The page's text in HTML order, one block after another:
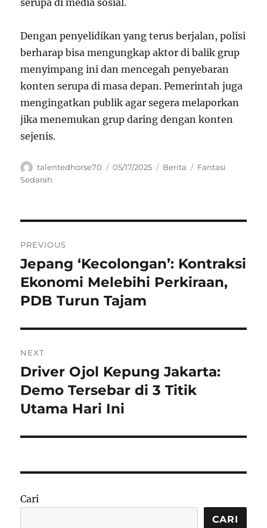
Dengan penyelidikan yang terus berjalan, polisi
berharap bisa mengungkap aktor di balik grup
menyimpang ini dan mencegah penyebaran
konten serupa di masa depan. Pemerintah juga
mengingatkan publik agar segera melaporkan
jika menemukan grup daring dengan konten
sejenis.
Author
talentedhorse70
Posted
05/17/2025 Categories
Berita Tags
Fantasi
Sedarah
pos
PREVIOUS
Previous
post:
Jepang ‘Kecolongan’: Kontraksi
Ekonomi Melebihi Perkiraan,
PDB Turun Tajam
NEXT
Next
post:
Driver Ojol Kepung Jakarta:
Demo Tersebar di 3 Titik
Utama Hari Ini
Cari
CARI